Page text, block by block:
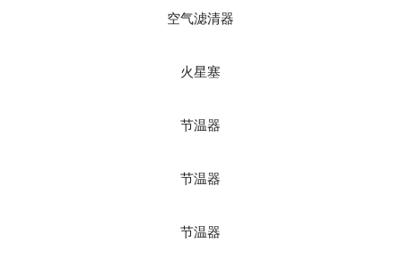
空气滤清器
火星塞
节温器
节温器
节温器